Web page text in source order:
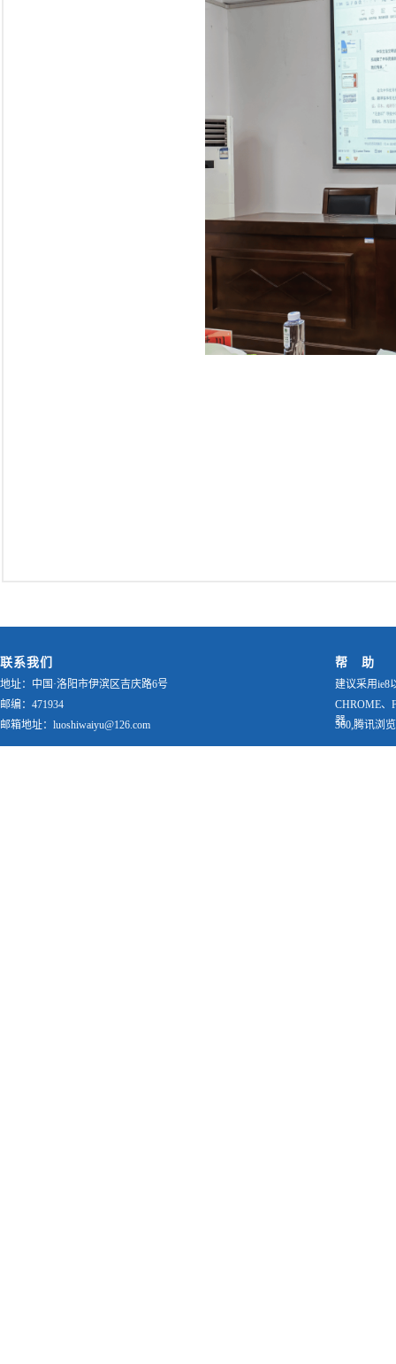
联系我们
地址：中国·洛阳市伊滨区吉庆路6号
邮编：471934
邮箱地址：luoshiwaiyu@126.com
帮 助
建议采用ie8
CHROME、
器
360,腾讯浏